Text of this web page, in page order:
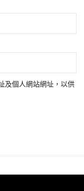
及個人網站網址，以供